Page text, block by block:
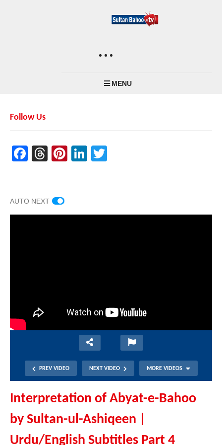
MENU
Follow Us
Facebook
Threads
Pinterest
LinkedIn
AUTO NEXT
PREV VIDEO NEXT VIDEO MORE VIDEOS
Interpretation of Abyat-e-Bahoo
by Sultan-ul-Ashiqeen |
Urdu/English Subtitles Part 4